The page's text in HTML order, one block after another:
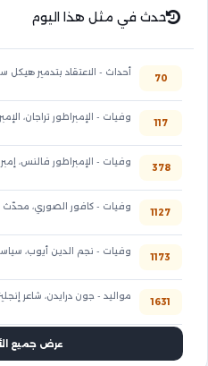
حدث في مثل هذا اليوم
70
أحداث - الاعتقاد بتدمير هيكل
117
وفيات - الإمبراطور تراجان،
378
وفيات - الإمبراطور فالنس،
1127
وفيات - كافور الصوري،
1173
وفيات - نجم الدين أيوب،
1631
مواليد - جون درايدن، شاعر
عرض جميع